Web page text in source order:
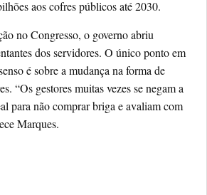
aos cofres públicos até 2030.
no Congresso, o governo abriu
dos servidores. O único ponto em
é sobre a mudança na forma de
“Os gestores muitas vezes se negam a
para não comprar briga e avaliam com
Marques.